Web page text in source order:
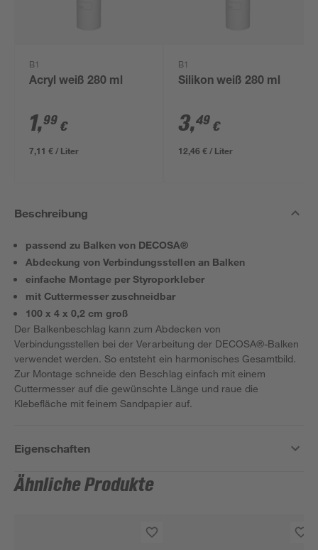
B1
Acryl weiß 280 ml
1,99 €
7,11 € / Liter
B1
Silikon weiß 280 ml
3,49 €
12,46 € / Liter
Beschreibung
passend zu Balken von DECOSA®
Abdeckung von Verbindungsstellen an Balken
einfache Montage per Styroporkleber
mit Cuttermesser zuschneidbar
100 x 4 x 0,2 cm groß
Der Balkenbeschlag kann zum Abdecken von
Verbindungsstellen bei der Verarbeitung der DECOSA®-Balken
verwendet werden. So entsteht ein harmonisches Gesamtbild.
Zur Montage schneide den Beschlag einfach mit einem
Cuttermesser auf die gewünschte Länge und raue die
Klebefläche mit feinem Sandpapier auf.
Eigenschaften
Ähnliche Produkte